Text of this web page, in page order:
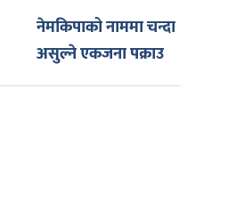
नेमकिपाको नाममा चन्दा
असुल्ने एकजना पक्राउ